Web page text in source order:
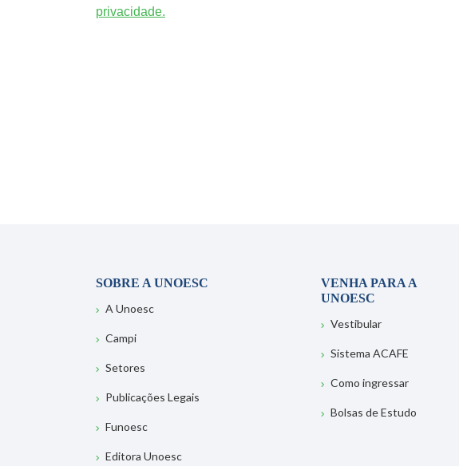
privacidade.
SOBRE A UNOESC
A Unoesc
Campi
Setores
Publicações Legais
Funoesc
Editora Unoesc
VENHA PARA A
UNOESC
Vestibular
Sistema ACAFE
Como ingressar
Bolsas de Estudo